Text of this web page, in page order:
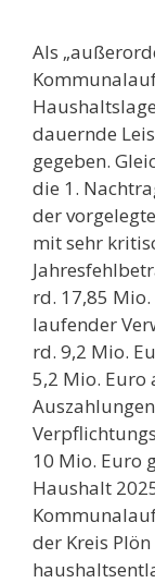
Als
dauernde
gegeben.
die 1.
der
mit sehr
rd. 17,85
laufender
rd. 9,2 Mio.
5,2 Mio. Euro
10 Mio. Euro
Haushalt
der Kreis